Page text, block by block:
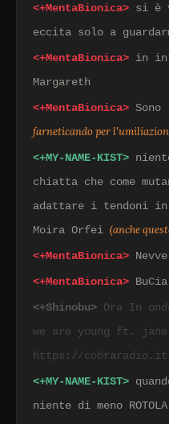
<+MentaBionica> si è
eccita solo a
<+MentaBionica> in
Margareth
<+MentaBionica>
farneticando per
<+MY-NAME-KIST>
chiatta che come
adattare i tendoni
Moira Orfei (anche
<+MentaBionica>
<+MentaBionica>
<+Shinobu> Ora In
we are young ft.
https://cobraradio.it
<+MY-NAME-KIST>
niente di meno